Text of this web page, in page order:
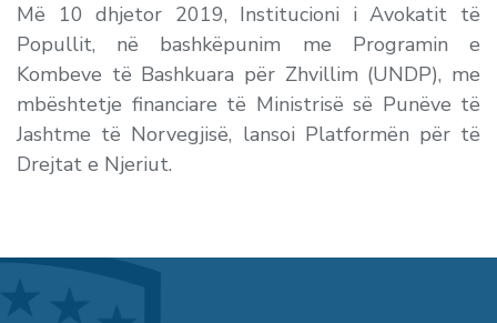
Më 10 dhjetor 2019, Institucioni i Avokatit të
Popullit, në bashkëpunim me Programin e
Kombeve të Bashkuara për Zhvillim (UNDP), me
mbështetje financiare të Ministrisë së Punëve të
Jashtme të Norvegjisë, lansoi Platformën për të
Drejtat e Njeriut.